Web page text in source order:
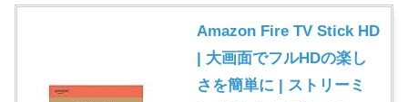
Amazon Fire TV Stick HD
| 大画面でフルHDの楽し
さを簡単に | ストリーミ